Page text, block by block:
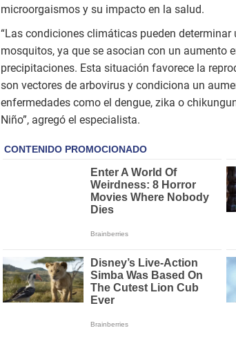
microorgaismos y su impacto en la salud.
“Las condiciones climáticas pueden
mosquitos, ya que se asocian con un aumento
precipitaciones. Esta situación favorece la
son vectores de arbovirus y condiciona un
enfermedades como el dengue, zika o
Niño”, agregó el especialista.